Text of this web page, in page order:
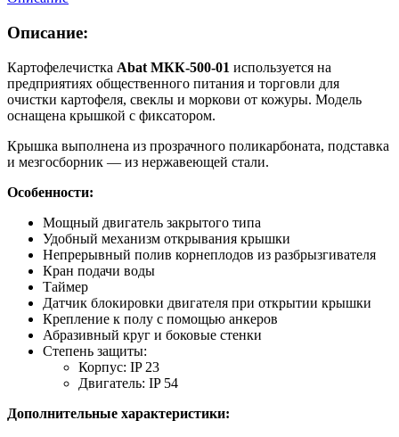
Описание:
Картофелечистка Abat МКК-500-01 используется на
предприятиях общественного питания и торговли для
очистки картофеля, свеклы и моркови от кожуры. Модель
оснащена крышкой с фиксатором.
Крышка выполнена из прозрачного поликарбоната, подставка
и мезгосборник — из нержавеющей стали.
Особенности:
Мощный двигатель закрытого типа
Удобный механизм открывания крышки
Непрерывный полив корнеплодов из разбрызгивателя
Кран подачи воды
Таймер
Датчик блокировки двигателя при открытии крышки
Крепление к полу с помощью анкеров
Абразивный круг и боковые стенки
Степень защиты:
Корпус: IP 23
Двигатель: IP 54
Дополнительные характеристики: